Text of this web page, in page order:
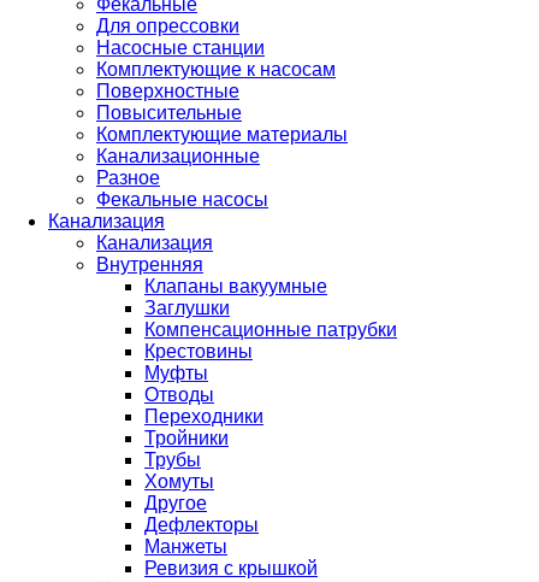
Фекальные
Для опрессовки
Насосные станции
Комплектующие к насосам
Поверхностные
Повысительные
Комплектующие материалы
Канализационные
Разное
Фекальные насосы
Канализация
Канализация
Внутренняя
Клапаны вакуумные
Заглушки
Компенсационные патрубки
Крестовины
Муфты
Отводы
Переходники
Тройники
Трубы
Хомуты
Другое
Дефлекторы
Манжеты
Ревизия с крышкой